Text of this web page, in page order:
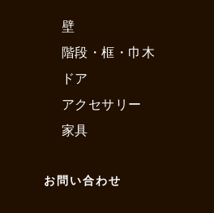
壁
階段・框・巾木
ドア
アクセサリー
家具
お問い合わせ